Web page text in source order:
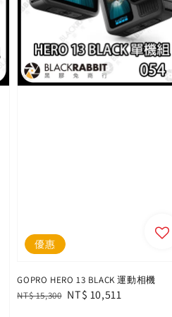
優惠
GOPRO HERO 13 BLACK 運動相機
Regular
NT$ 15,300 Sale
NT$ 10,511